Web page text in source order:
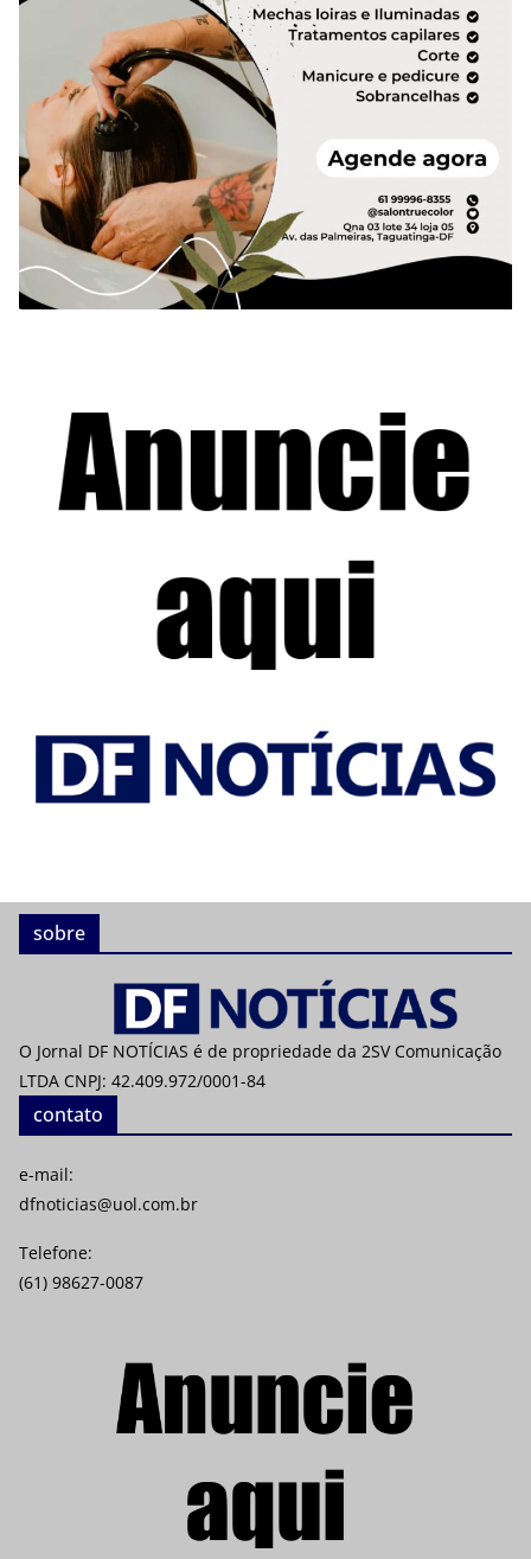
sobre
O Jornal DF NOTÍCIAS é de propriedade da 2SV Comunicação
LTDA CNPJ: 42.409.972/0001-84
contato
e-mail:
dfnoticias@uol.com.br
Telefone:
(61) 98627-0087